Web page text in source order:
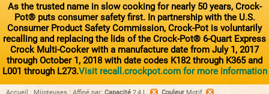
As the trusted name in slow cooking for nearly 50 years, Crock-
Pot® puts consumer safety first. In partnership with the U.S.
Consumer Product Safety Commission, Crock-Pot is voluntarily
recalling and replacing the lids of the Crock-Pot® 6-Quart Express
Crock Multi-Cooker with a manufacture date from July 1, 2017
through October 1, 2018 with date codes K182 through K365 and
L001 through L273.Visit recall.crockpot.com for more information
Accueil : Mijoteuses : Affiné par: Capacité 2,4 L Couleur Motif